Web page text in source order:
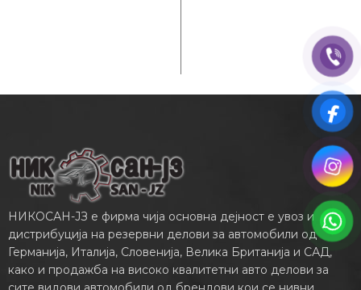
НИКОСАН-ЈЗ е фирма чија основна дејност е увоз и
дистрибуција на резервни делови за автомобили од
Германија, Италија, Словенија, Велика Британија и САД,
како и продажба на високо квалитетни авто делови за